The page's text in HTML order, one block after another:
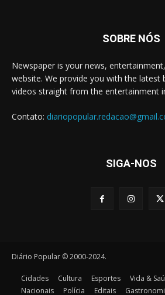
SOBRE NÓS
Newspaper is your news,
website. We provide you with the latest
videos straight from the entertainment
Contato:
SIGA-NOS
Diário Popular © 2000-2024.
Cidades Cultura Esportes Vida &
Nacionais
Polícia Editais